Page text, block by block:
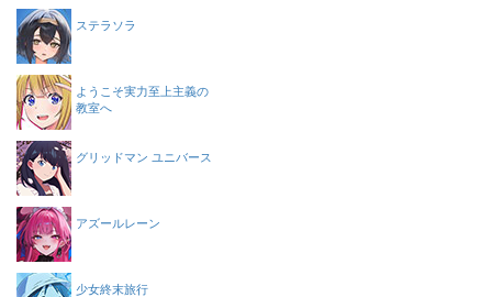
ステラソラ
ようこそ実力至上主義の
教室へ
グリッドマン ユニバース
アズールレーン
少女終末旅行